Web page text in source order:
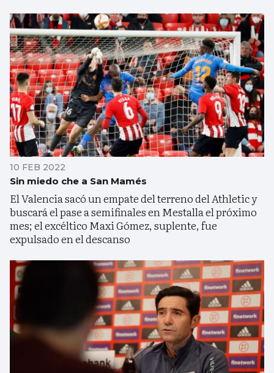
10 FEB 2022
Sin miedo che a San Mamés
El Valencia sacó un empate del terreno del Athletic y
buscará el pase a semifinales en Mestalla el próximo
mes; el excéltico Maxi Gómez, suplente, fue
expulsado en el descanso